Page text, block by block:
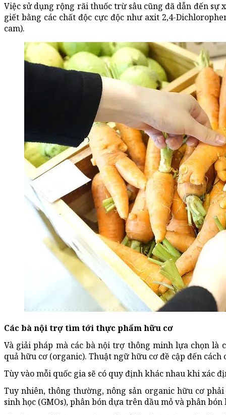
Việc sử dụng rộng rãi thuốc trừ sâu cũng đã dẫn đến sự
giết bằng các chất độc cực độc như axit 2,4-
cam).
Các bà nội trợ tìm tới thực phẩm hữu cơ
Và giải pháp mà các bà nội trợ thông minh lựa chọn là
quả hữu cơ (organic). Thuật ngữ hữu cơ đề cập đến
Tùy vào mỗi quốc gia sẽ có quy định khác nhau khi xác
Tuy nhiên, thông thường, nông sản organic hữu cơ
sinh học (GMOs), phân bón dựa trên dầu mỏ và phân